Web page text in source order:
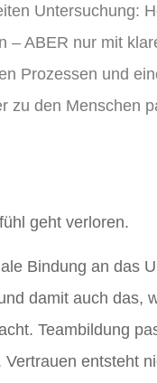
Untersuchung:
– ABER nur mit
Prozessen und
zu den Menschen
geht verloren.
Bindung an das
damit auch das,
Teambildung
Vertrauen entsteht